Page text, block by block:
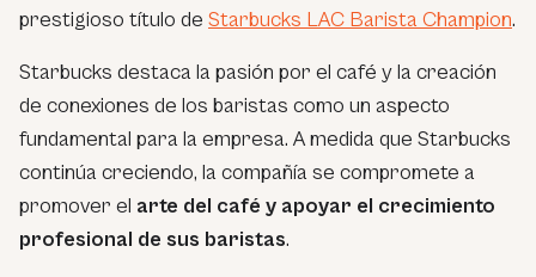
prestigioso título de Starbucks LAC Barista Champion.
Starbucks destaca la pasión por el café y la creación
de conexiones de los baristas como un aspecto
fundamental para la empresa. A medida que Starbucks
continúa creciendo, la compañía se compromete a
promover el arte del café y apoyar el crecimiento
profesional de sus baristas.